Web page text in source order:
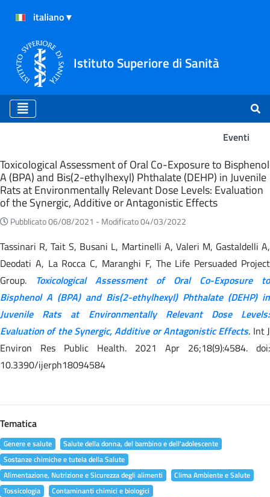
Istituto Superiore di Sanità
Eventi
Eventi
Toxicological Assessment of Oral Co-Exposure to Bisphenol
A (BPA) and Bis(2-ethylhexyl) Phthalate (DEHP) in Juvenile
Rats at Environmentally Relevant Dose Levels: Evaluation
of the Synergic, Additive or Antagonistic Effects
Pubblicato 06/08/2021 - Modificato 04/03/2022
Tassinari R, Tait S, Busani L, Martinelli A, Valeri M, Gastaldelli A,
Deodati A, La Rocca C, Maranghi F, The Life Persuaded Project
Group. Toxicological Assessment of Oral Co-Exposure to
Bisphenol A (BPA) and Bis(2-ethylhexyl) Phthalate (DEHP) in
Juvenile Rats at Environmentally Relevant Dose Levels:
Evaluation of the Synergic, Additive or Antagonistic Effects. Int J
Environ Res Public Health. 2021 Apr 26;18(9):4584. doi:
10.3390/ijerph18094584
Tematica
Genere e salute
Salute della donna, del bambino e dell'adolescente
Sostanze chimiche e tutela della Salute
Alimentazione, Nutrizione e Sicurezza degli alimenti
Clima Ambiente e Salute
Tossicologia
Contaminanti chimici e biologici